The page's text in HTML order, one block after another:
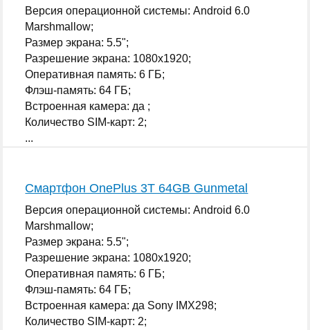
Версия операционной системы: Android 6.0
Marshmallow;
Размер экрана: 5.5";
Разрешение экрана: 1080x1920;
Оперативная память: 6 ГБ;
Флэш-память: 64 ГБ;
Встроенная камера: да ;
Количество SIM-карт: 2;
...
Смартфон OnePlus 3T 64GB Gunmetal
Версия операционной системы: Android 6.0
Marshmallow;
Размер экрана: 5.5";
Разрешение экрана: 1080x1920;
Оперативная память: 6 ГБ;
Флэш-память: 64 ГБ;
Встроенная камера: да Sony IMX298;
Количество SIM-карт: 2;